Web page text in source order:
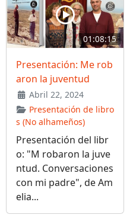
01:08:15
Presentación: Me rob
aron la juventud
Abril 22, 2024
Presentación de libro
s (No alhameños)
Presentación del libr
o: "M robaron la juve
ntud. Conversaciones
con mi padre", de Am
elia...